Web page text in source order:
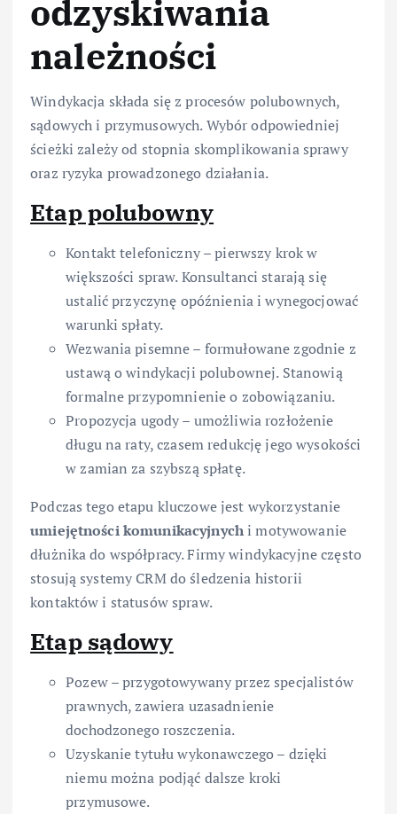
odzyskiwania
należności
Windykacja składa się z procesów polubownych,
sądowych i przymusowych. Wybór odpowiedniej
ścieżki zależy od stopnia skomplikowania sprawy
oraz ryzyka prowadzonego działania.
Etap polubowny
Kontakt telefoniczny – pierwszy krok w
większości spraw. Konsultanci starają się
ustalić przyczynę opóźnienia i wynegocjować
warunki spłaty.
Wezwania pisemne – formułowane zgodnie z
ustawą o windykacji polubownej. Stanowią
formalne przypomnienie o zobowiązaniu.
Propozycja ugody – umożliwia rozłożenie
długu na raty, czasem redukcję jego wysokości
w zamian za szybszą spłatę.
Podczas tego etapu kluczowe jest wykorzystanie
umiejętności komunikacyjnychi motywowanie
dłużnika do współpracy. Firmy windykacyjne często
stosują systemy CRM do śledzenia historii
kontaktów i statusów spraw.
Etap sądowy
Pozew – przygotowywany przez specjalistów
prawnych, zawiera uzasadnienie
dochodzonego roszczenia.
Uzyskanie tytułu wykonawczego – dzięki
niemu można podjąć dalsze kroki
przymusowe.